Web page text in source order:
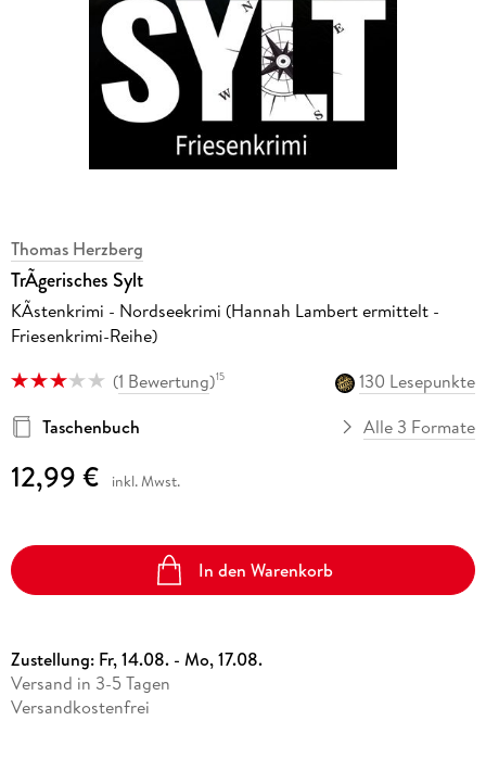
Thomas Herzberg
TrÃgerisches Sylt
KÃstenkrimi - Nordseekrimi (Hannah Lambert ermittelt -
Friesenkrimi-Reihe)
(1 Bewertung)15
130 Lesepunkte
Taschenbuch
Alle 3 Formate
12,99 € inkl. Mwst.
In den Warenkorb
Zustellung: Fr, 14.08. - Mo, 17.08.
Versand in 3-5 Tagen
Versandkostenfrei